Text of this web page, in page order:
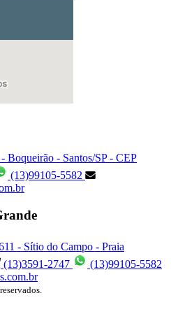
Boqueirão - Santos/SP - CEP
(13)99105-5582
- Sítio do Campo - Praia
(13)3591-2747
(13)99105-5582